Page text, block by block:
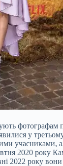
фотографам
у
2020 року
2022 року